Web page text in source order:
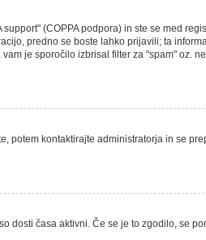
(COPPA podpora) in ste se med
predno se boste lahko prijavili; ta
je sporočilo izbrisal filter za "spam" oz.
potem kontaktirajte administratorja in se
dosti časa aktivni. Če se je to zgodilo, se